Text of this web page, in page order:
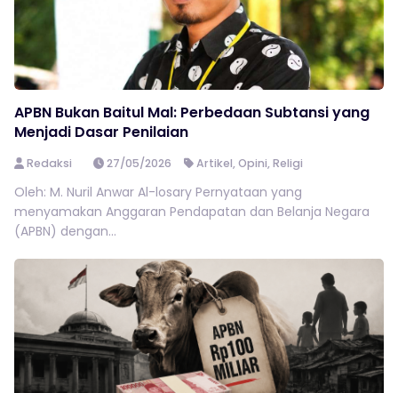
APBN Bukan Baitul Mal: Perbedaan Subtansi yang
Menjadi Dasar Penilaian
Redaksi 27/05/2026 Artikel,Opini,Religi
Oleh: M. Nuril Anwar Al-losary Pernyataan yang
menyamakan Anggaran Pendapatan dan Belanja Negara
(APBN) dengan...